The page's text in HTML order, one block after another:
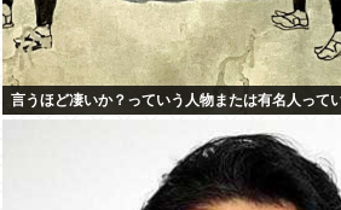
言うほど凄いか？っていう人物または有名人って